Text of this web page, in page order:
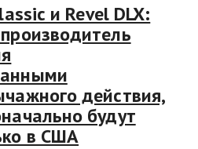
и Revel DLX:
действия,
будут
в США